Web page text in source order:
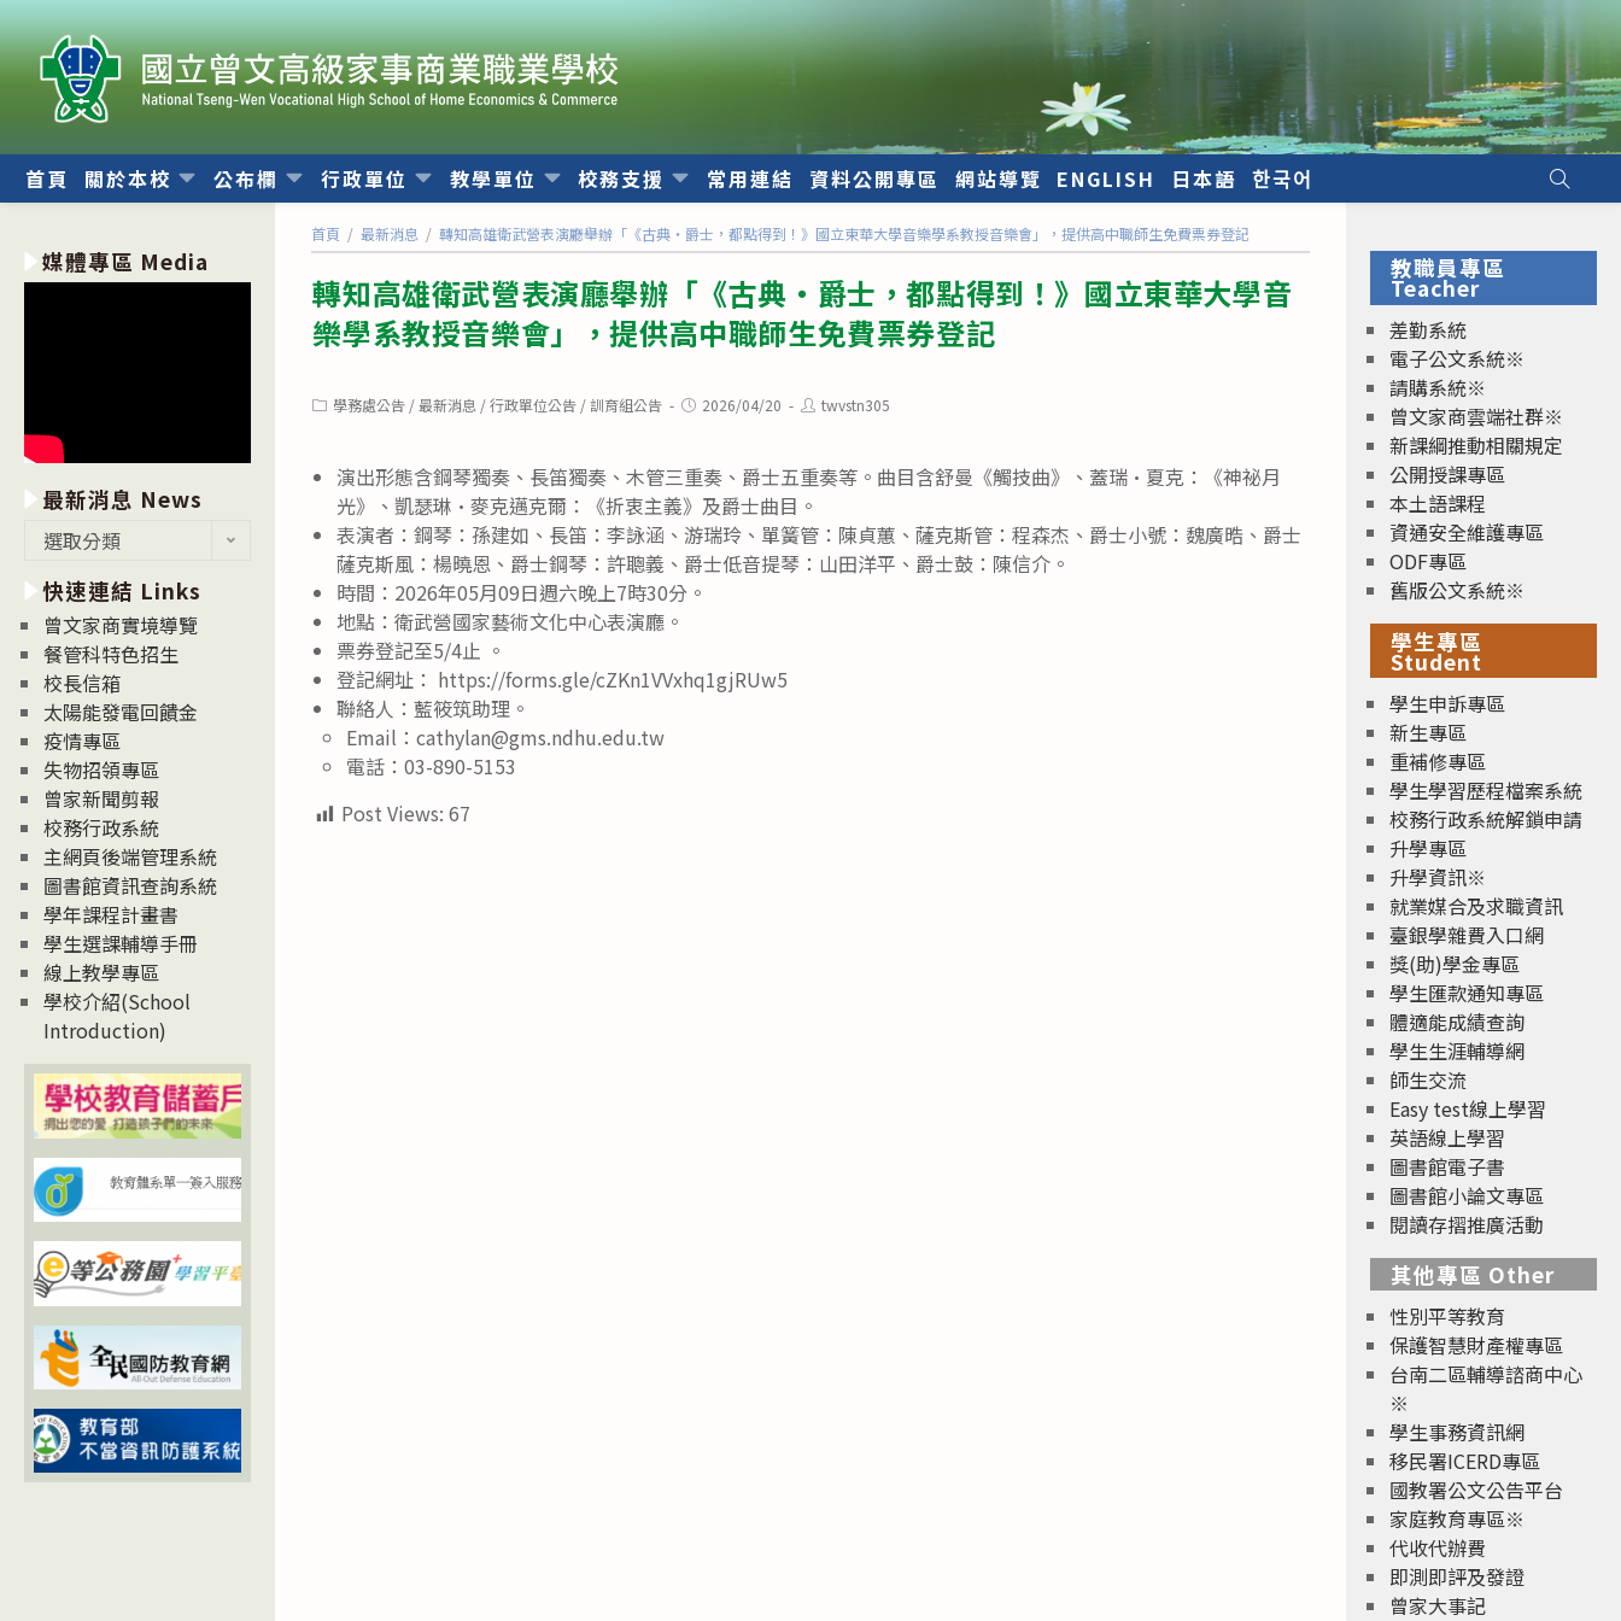
跳
轉
至
內
首頁 關於本校 公布欄 行政單位 教學單位 校務支援 常用連結 資料公開專區 網站導覽 ENGLISH 日本語 한국어
首頁 / 最新消息 / 轉知高雄衛武營表演廳舉辦「《古典・爵士，都點得到！》國立東華大學音樂學系教授音樂會」，提供高中職師生免費票券登記
轉知高雄衛武營表演廳舉辦「《古典・爵士，都點得到！》國立東華大學音
樂學系教授音樂會」，提供高中職師生免費票券登記
Post學務處公告 / 最新消息 / 行政單位公告 / 訓育組公告
Post2026/04/20
Posttwvstn305
演出形態含鋼琴獨奏、長笛獨奏、木管三重奏、爵士五重奏等。曲目含舒曼《觸技曲》、蓋瑞·夏克：《神祕月
光》、凱瑟琳·麥克邁克爾：《折衷主義》及爵士曲目。
表演者：鋼琴：孫建如、長笛：李詠涵、游瑞玲、單簧管：陳貞蕙、薩克斯管：程森杰、爵士小號：魏廣晧、爵士
薩克斯風：楊曉恩、爵士鋼琴：許聰義、爵士低音提琴：山田洋平、爵士鼓：陳信介。
時間：2026年05月09日週六晚上7時30分。
地點：衛武營國家藝術文化中心表演廳。
票券登記至5/4止 。
登記網址： https://forms.gle/cZKn1VVxhq1gjRUw5
聯絡人：藍筱筑助理。
Email：cathylan@gms.ndhu.edu.tw
電話：03-890-5153
Post Views: 67
媒體專區 Media
最新消息 News
消
息
News
選取分類
快速連結 Links
曾文家商實境導覽
餐管科特色招生
校長信箱
太陽能發電回饋金
疫情專區
失物招領專區
曾家新聞剪報
校務行政系統
主網頁後端管理系統
圖書館資訊查詢系統
學年課程計畫書
學生選課輔導手冊
線上教學專區
學校介紹(School
Introduction)
教職員專區
Teacher
差勤系統
電子公文系統※
請購系統※
曾文家商雲端社群※
新課綱推動相關規定
公開授課專區
本土語課程
資通安全維護專區
ODF專區
舊版公文系統※
學生專區
Student
學生申訴專區
新生專區
重補修專區
學生學習歷程檔案系統
校務行政系統解鎖申請
升學專區
升學資訊※
就業媒合及求職資訊
臺銀學雜費入口網
獎(助)學金專區
學生匯款通知專區
體適能成績查詢
學生生涯輔導網
師生交流
Easy test線上學習
英語線上學習
圖書館電子書
圖書館小論文專區
閱讀存摺推廣活動
其他專區 Other
性別平等教育
保護智慧財產權專區
台南二區輔導諮商中心
※
學生事務資訊網
移民署ICERD專區
國教署公文公告平台
家庭教育專區※
代收代辦費
即測即評及發證
曾家大事記